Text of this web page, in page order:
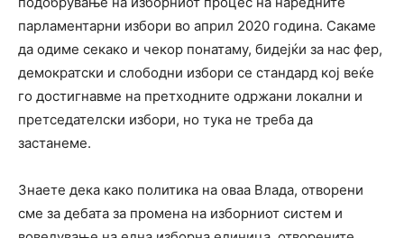
парламентарни избори во април 2020 година. Сакаме
да одиме секако и чекор понатаму, бидејќи за нас фер,
демократски и слободни избори се стандард кој веќе
го достигнавме на претходните одржани локални и
претседателски избори, но тука не треба да
застанеме.
Знаете дека како политика на оваа Влада, отворени
сме за дебата за промена на изборниот систем и